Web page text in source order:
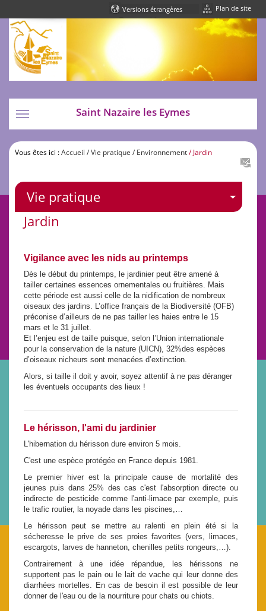
Plan de site
Powered by
Translate
Toggle
navigation
Saint Nazaire les Eymes
Vous êtes ici :Accueil / Vie pratique / Environnement/ Jardin
Vie pratique
Jardin
Vigilance avec les nids au printemps
Dès le début du printemps, le jardinier peut être amené à
tailler certaines essences ornementales ou fruitières. Mais
cette période est aussi celle de la nidification de nombreux
oiseaux des jardins. L’office français de la Biodiversité (OFB)
préconise d’ailleurs de ne pas tailler les haies entre le 15
mars et le 31 juillet.
Et l’enjeu est de taille puisque, selon l’Union internationale
pour la conservation de la nature (UICN), 32%des espèces
d’oiseaux nicheurs sont menacées d’extinction.
Alors, si taille il doit y avoir, soyez attentif à ne pas déranger
les éventuels occupants des lieux !
Le hérisson, l'ami du jardinier
L'hibernation du hérisson dure environ 5 mois.
C'est une espèce protégée en France depuis 1981.
Le premier hiver est la principale cause de mortalité des
jeunes puis dans 25% des cas c'est l'absorption directe ou
indirecte de pesticide comme l'anti-limace par exemple, puis
le trafic routier, la noyade dans les piscines,…
Le hérisson peut se mettre au ralenti en plein été si la
sécheresse le prive de ses proies favorites (vers, limaces,
escargots, larves de hanneton, chenilles petits rongeurs,…).
Contrairement à une idée répandue, les hérissons ne
supportent pas le pain ou le lait de vache qui leur donne des
diarrhées mortelles. En cas de besoin il est possible de leur
donner de l'eau ou de la nourriture pour chats ou chiots.